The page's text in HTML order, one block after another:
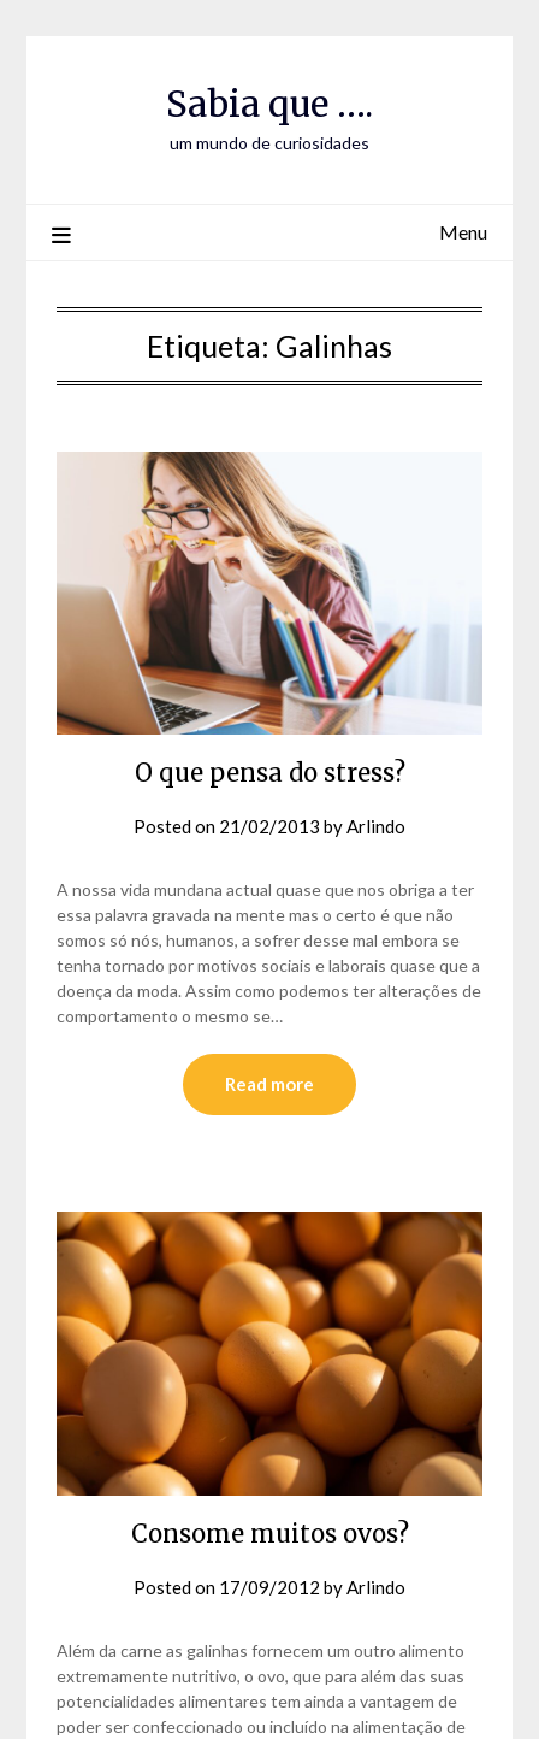
Sabia que ….
um mundo de curiosidades
Menu
Etiqueta: Galinhas
O que pensa do stress?
Posted on 21/02/2013 byArlindo
A nossa vida mundana actual quase que nos obriga a ter
essa palavra gravada na mente mas o certo é que não
somos só nós, humanos, a sofrer desse mal embora se
tenha tornado por motivos sociais e laborais quase que a
doença da moda. Assim como podemos ter alterações de
comportamento o mesmo se…
Read more
Consome muitos ovos?
Posted on 17/09/2012 byArlindo
Além da carne as galinhas fornecem um outro alimento
extremamente nutritivo, o ovo, que para além das suas
potencialidades alimentares tem ainda a vantagem de
poder ser confeccionado ou incluído na alimentação de